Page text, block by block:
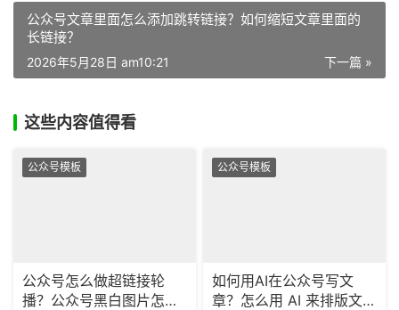
公众号文章里面怎么添加跳转链接？如何缩短文章里面的
长链接？
下一篇 »
2026年5月28日 am10:21
这些内容值得看
公众号模板
公众号怎么做超链接轮
播？公众号黑白图片怎么
公众号模板
如何用AI在公众号写文
章？怎么用 AI 来排版文